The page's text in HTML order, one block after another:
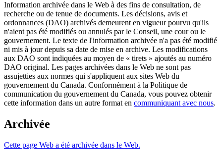
Information archivée dans le Web à des fins de consultation, de
recherche ou de tenue de documents. Les décisions, avis et
ordonnances (DAO) archivés demeurent en vigueur pourvu qu'ils
n'aient pas été modifiés ou annulés par le Conseil, une cour ou le
gouvernement. Le texte de l'information archivée n'a pas été modifié
ni mis à jour depuis sa date de mise en archive. Les modifications
aux DAO sont indiquées au moyen de « tirets » ajoutés au numéro
DAO original. Les pages archivées dans le Web ne sont pas
assujetties aux normes qui s'appliquent aux sites Web du
gouvernement du Canada. Conformément à la Politique de
communication du gouvernement du Canada, vous pouvez obtenir
cette information dans un autre format en communiquant avec nous.
Archivée
Cette page Web a été archivée dans le Web.